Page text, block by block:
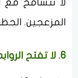
المزعجين.
6. لا تفتح الروابط دون تفكير 🔗🧠